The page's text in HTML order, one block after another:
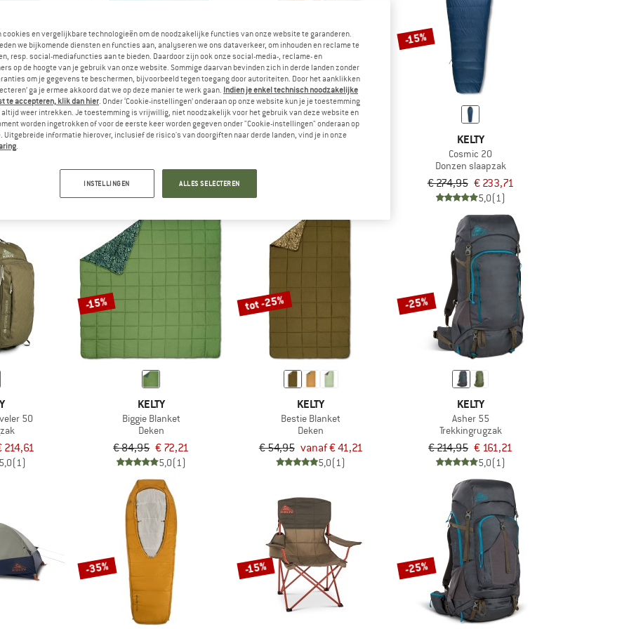
tot -20%
KELTY
€ 104,95 vanaf € 89,21
5,0(1)
-15%
KELTY
-15%
KELTY
Cosmic 20
Donzen slaapzak
€ 274,95 € 233,71
5,0(1)
50
214,61
5,0(1)
-15%
KELTY
Biggie Blanket
Deken
€ 84,95 € 72,21
5,0(1)
tot -25%
KELTY
Bestie Blanket
Deken
€ 54,95 vanaf € 41,21
5,0(1)
-25%
KELTY
Asher 55
Trekkingrugzak
€ 214,95 € 161,21
5,0(1)
-35% -15% -25%
cookies en vergelijkbare technologieën om de noodzakelijke functies van onze website te garanderen.
we bijkomende diensten en functies aan, analyseren we ons dataverkeer, om inhouden en reclame te
resp. social-mediafuncties aan te bieden. Daardoor zijn ook onze social-media-, reclame- en
op de hoogte van je gebruik van onze website. Sommige daarvan bevinden zich in derde landen zonder
om je gegevens te beschermen, bijvoorbeeld tegen toegang door autoriteiten. Door het aanklikken
ga je ermee akkoord dat we op deze manier te werk gaan. Indien je enkel technisch noodzakelijke
te accepteren, klik dan hier. Onder ‘Cookie-instellingen’ onderaan op onze website kun je je toestemming
altijd weer intrekken. Je toestemming is vrijwillig, niet noodzakelijk voor het gebruik van deze website en
worden ingetrokken of voor de eerste keer worden gegeven onder "Cookie-instellingen" onderaan op
Uitgebreide informatie hierover, inclusief de risico's van doorgiften naar derde landen, vind je in onze
.
INSTELLINGEN ALLES SELECTEREN